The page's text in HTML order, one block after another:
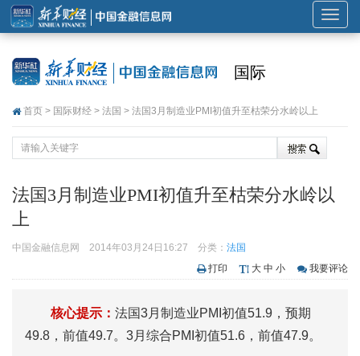
展
开
国际
首页 > 国际财经 > 法国 > 法国3月制造业PMI初值升至枯荣分水岭以上
法国3月制造业PMI初值升至枯荣分水岭以
上
中国金融信息网 2014年03月24日16:27 分类： 法国
打印
大 中 小 我要评论
核心提示： 法国3月制造业PMI初值51.9，预期
49.8，前值49.7。3月综合PMI初值51.6，前值47.9。